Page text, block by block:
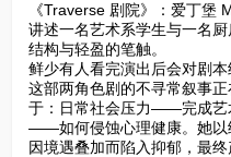
《Traverse 剧院》：爱丁堡
讲述一名艺术系学生与一名
结构与轻盈的笔触。
鲜少有人看完演出后会对剧
这部两角色剧的不寻常叙事
于：日常社会压力——完成艺
——如何侵蚀心理健康。她以
因境遇叠加而陷入抑郁，最